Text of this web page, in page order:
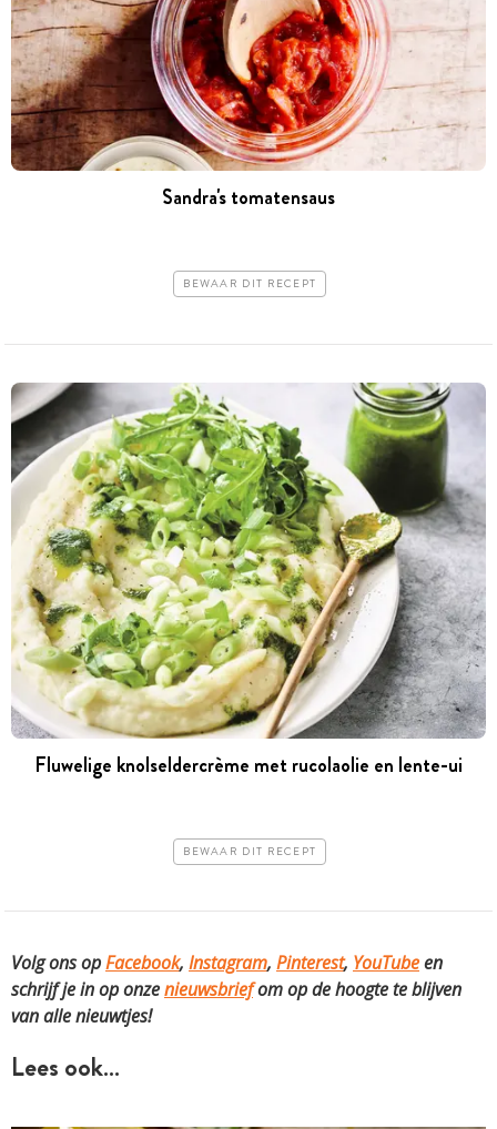
Sandra's tomatensaus
BEWAAR DIT RECEPT
Fluwelige knolseldercrème met rucolaolie en lente-ui
BEWAAR DIT RECEPT
Volg ons opFacebook, Instagram, Pinterest, YouTubeen
schrijf je in op onzenieuwsbriefom op de hoogte te blijven
van alle nieuwtjes!
Lees ook…